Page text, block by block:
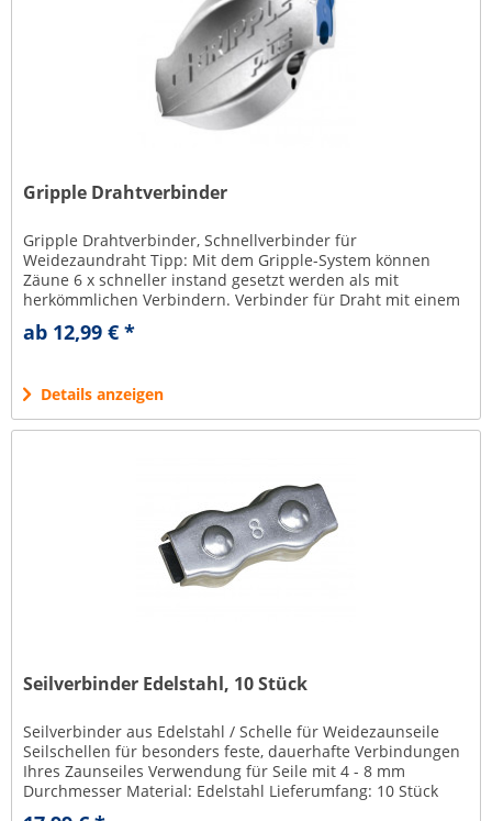
Gripple Drahtverbinder
Gripple Drahtverbinder, Schnellverbinder für
Weidezaundraht Tipp: Mit dem Gripple-System können
Zäune 6 x schneller instand gesetzt werden als mit
herkömmlichen Verbindern. Verbinder für Draht mit einem
Durchmesser von 1 bis 3,5 mm...
ab 12,99 € *
Details anzeigen
Seilverbinder Edelstahl, 10 Stück
Seilverbinder aus Edelstahl / Schelle für Weidezaunseile
Seilschellen für besonders feste, dauerhafte Verbindungen
Ihres Zaunseiles Verwendung für Seile mit 4 - 8 mm
Durchmesser Material: Edelstahl Lieferumfang: 10 Stück
Gewicht je...